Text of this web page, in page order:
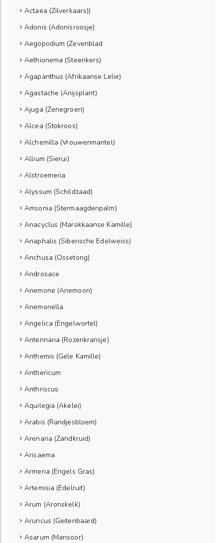
Actaea (Zilverkaars))
Adonis (Adonisroosje)
Aegopodium (Zevenblad
Aethionema (Steenkers)
Agapanthus (Afrikaanse Lelie)
Agastache (Anijsplant)
Ajuga (Zenegroen)
Alcea (Stokroos)
Alchemilla (Vrouwenmantel)
Allium (Sierui)
Alstroemeria
Alyssum (Schildzaad)
Amsonia (Stermaagdenpalm)
Anacyclus (Marokkaanse Kamille)
Anaphalis (Siberische Edelweiss)
Anchusa (Ossetong)
Androsace
Anemone (Anemoon)
Anemonella
Angelica (Engelwortel)
Antennaria (Rozenkransje)
Anthemis (Gele Kamille)
Anthericum
Anthriscus
Aquilegia (Akelei)
Arabis (Randjesbloem)
Arenaria (Zandkruid)
Arisaema
Armeria (Engels Gras)
Artemisia (Edelruit)
Arum (Aronskelk)
Aruncus (Geitenbaard)
Asarum (Mansoor)